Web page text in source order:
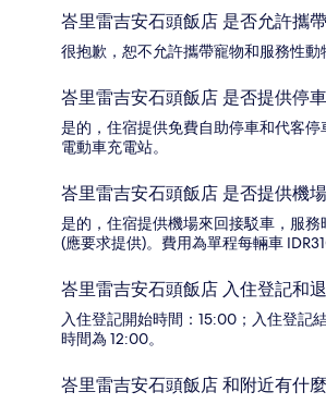
峇里雷吉安石頭飯店 是否允許攜
很抱歉，恕不允許攜帶寵物和服務性動
峇里雷吉安石頭飯店 是否提供停
是的，住宿提供免費自助停車和代客
電動車充電站。
峇里雷吉安石頭飯店 是否提供機
是的，住宿提供機場來回接駁車，服務
(應要求提供)。費用為單程每輛車
峇里雷吉安石頭飯店 入住登記和
入住登記開始時間：15:00；入住登記
時間為 12:00。
峇里雷吉安石頭飯店 和附近有什